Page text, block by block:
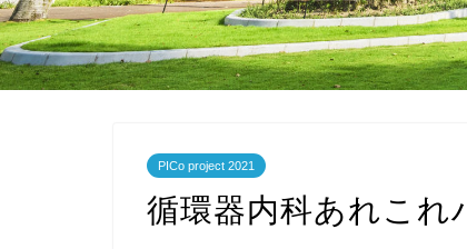
PICo project 2021
循環器内科あれこれ